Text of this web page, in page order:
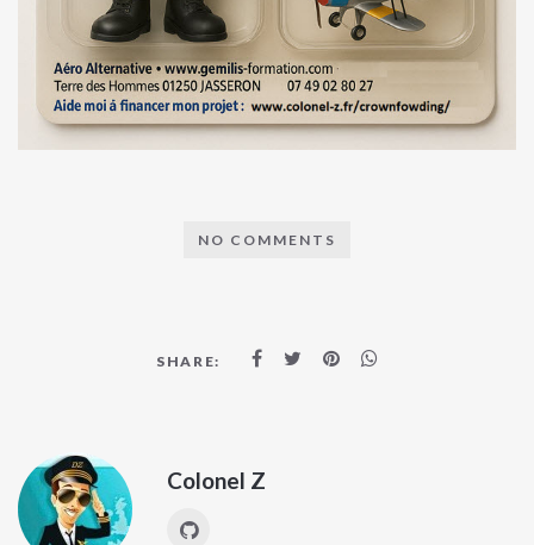
NO COMMENTS
SHARE:
Colonel Z